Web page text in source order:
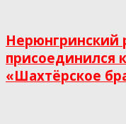
Нерюнгринский
присоединился
«Шахтёрское